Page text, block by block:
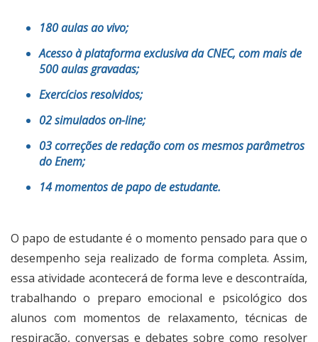
180 aulas ao vivo;
Acesso à plataforma exclusiva da CNEC, com mais de
500 aulas gravadas;
Exercícios resolvidos;
02 simulados on-line;
03 correções de redação com os mesmos parâmetros
do Enem;
14 momentos de papo de estudante.
O papo de estudante é o momento pensado para que o
desempenho seja realizado de forma completa. Assim,
essa atividade acontecerá de forma leve e descontraída,
trabalhando o preparo emocional e psicológico dos
alunos com momentos de relaxamento, técnicas de
respiração, conversas e debates sobre como resolver